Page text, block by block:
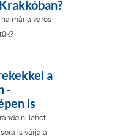
már a város
a
-
is
lehet,
is várja a